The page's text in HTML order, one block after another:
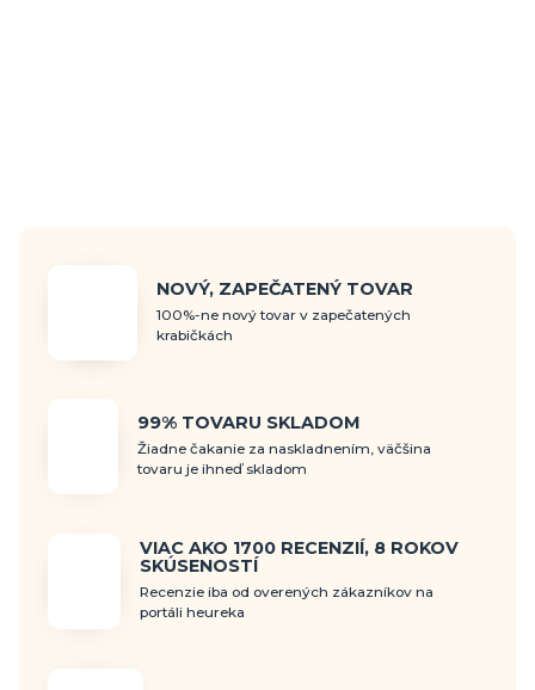
NOVÝ, ZAPEČATENÝ TOVAR
100%-ne nový tovar v zapečatených
krabičkách
99% TOVARU SKLADOM
Žiadne čakanie za naskladnením, väčšina
tovaru je ihneď skladom
VIAC AKO 1700 RECENZIÍ, 8 ROKOV
SKÚSENOSTÍ
Recenzie iba od overených zákazníkov na
portáli heureka